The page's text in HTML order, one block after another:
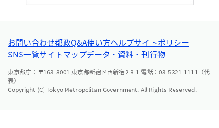
お問い合わせ都政Q&A使い方ヘルプサイトポリシー
SNS一覧サイトマップデータ・資料・刊行物
東京都庁：〒163-8001 東京都新宿区西新宿2-8-1 電話：03-5321-1111（代
表）
Copyright (C) Tokyo Metropolitan Government. All Rights Reserved.